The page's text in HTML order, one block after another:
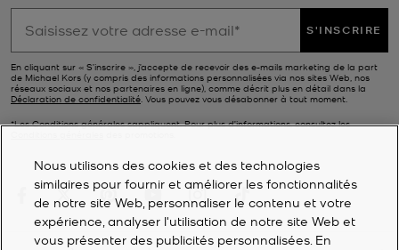
S'INSCRIRE
En cliquant sur « S’inscrire », j’accepte de recevoir des e-mails marketing de la part
de Michael Kors (y compris des informations personnalisées via nos sites Web, nos
réseaux sociaux et nos partenaires en ligne), comme décrit plus en détail dans la
Déclaration de confidentialité . Vous pouvez vous désabonner à tout moment.
*Les Conditions générales sappliquent. Pour plus d’informations, consultez les
Nous utilisons des cookies et des technologies
similaires pour fournir et améliorer les fonctionnalités
de notre site Web, personnaliser le contenu et votre
expérience, analyser l'utilisation de notre site Web et
vous présenter des publicités personnalisées. En